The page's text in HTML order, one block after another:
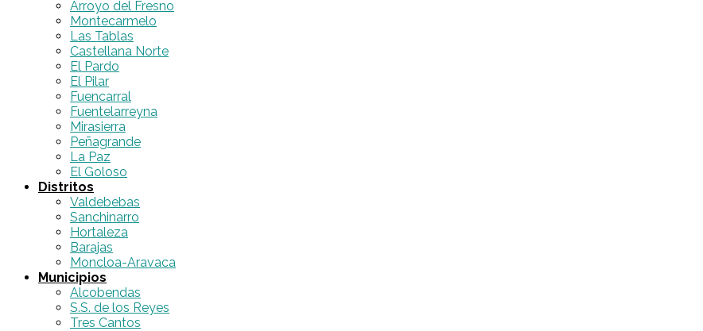
Arroyo del Fresno
Montecarmelo
Las Tablas
Castellana Norte
El Pardo
El Pilar
Fuencarral
Fuentelarreyna
Mirasierra
Peñagrande
La Paz
El Goloso
Distritos
Valdebebas
Sanchinarro
Hortaleza
Barajas
Moncloa-Aravaca
Municipios
Alcobendas
S.S. de los Reyes
Tres Cantos